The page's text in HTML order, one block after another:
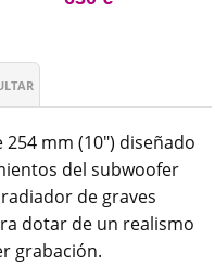
254 mm (10") diseñado
del subwoofer
de graves
dotar de un realismo
grabación.